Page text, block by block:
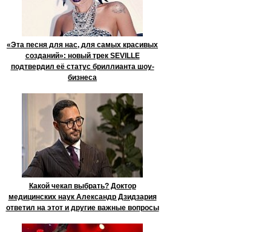
«Эта песня для нас, для самых красивых
созданий»: новый трек SEVILLE
подтвердил её статус бриллианта шоу-
бизнеса
Какой чекап выбрать? Доктор
медицинских наук Александр Дзидзария
ответил на этот и другие важные вопросы